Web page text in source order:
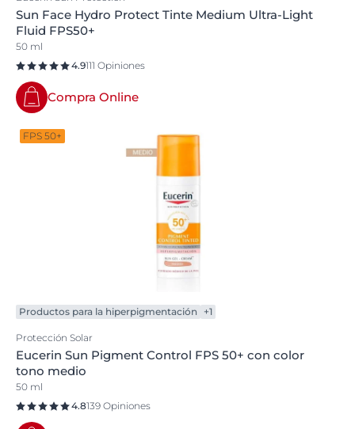
Sun Face Hydro Protect Tinte Medium Ultra-Light
Fluid FPS50+
50 ml
4.9111 Opiniones
Compra Online
FPS 50+
Productos para la hiperpigmentación +1
Protección Solar
Eucerin Sun Pigment Control FPS 50+ con color
tono medio
50 ml
4.8139 Opiniones